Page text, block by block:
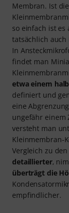
Membran. Ist
so einfach ist
tatsächlich
In
findet man
etwa einem
definiert und
eine
ungefähr einem
versteht man
Kleinmembran-
Vergleich zu
detaillierter,
überträgt die
empfindlicher.